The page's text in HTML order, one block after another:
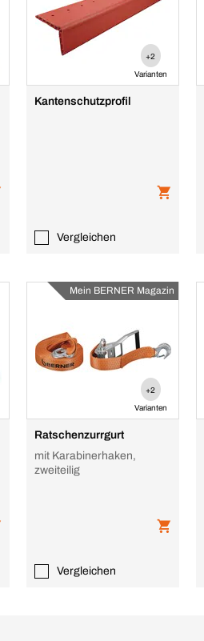
+2
Varianten
Kantenschutzprofil
Vergleichen
Mein BERNER Magazin
+2
Varianten
Ratschenzurrgurt
mit Karabinerhaken,
zweiteilig
Vergleichen